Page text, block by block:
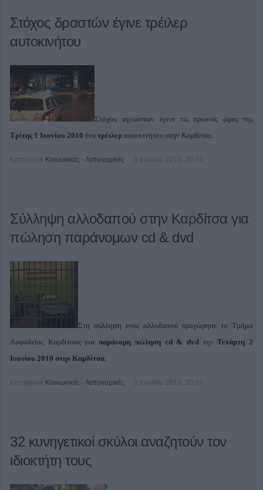
Στόχος δραστών έγινε τρέιλερ
αυτοκινήτου
Στόχος αγνώστων έγινε τις πρωινές ώρες της
Τρίτης 1 Ιουνίου 2010 ένα τρέιλερ αυτοκινήτου στην Καρδίτσα.
Κατηγορία Κοινωνικές - Αστυνομικές 3 Ιουνίου 2010, 20:19
Σύλληψη αλλοδαπού στην Καρδίτσα για
πώληση παράνομων cd & dvd
Στη σύλληψη ενός αλλοδαπού προχώρησε το Τμήμα
Ασφαλείας Καρδίτσας γιαπαράνομη πώληση cd & dvdτηνΤετάρτη 2
Ιουνίου 2010 στην Καρδίτσα.
Κατηγορία Κοινωνικές - Αστυνομικές 3 Ιουνίου 2010, 20:07
32 κυνηγετικοί σκύλοι αναζητούν τον
ιδιοκτήτη τους